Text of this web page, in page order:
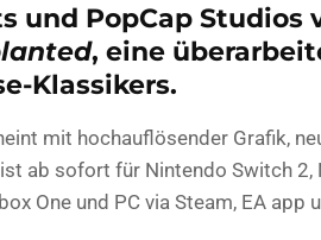
und PopCap Studios
, eine
Klassikers.
mit hochauflösender Grafik,
ab sofort für Nintendo Switch
One und PC via Steam, EA